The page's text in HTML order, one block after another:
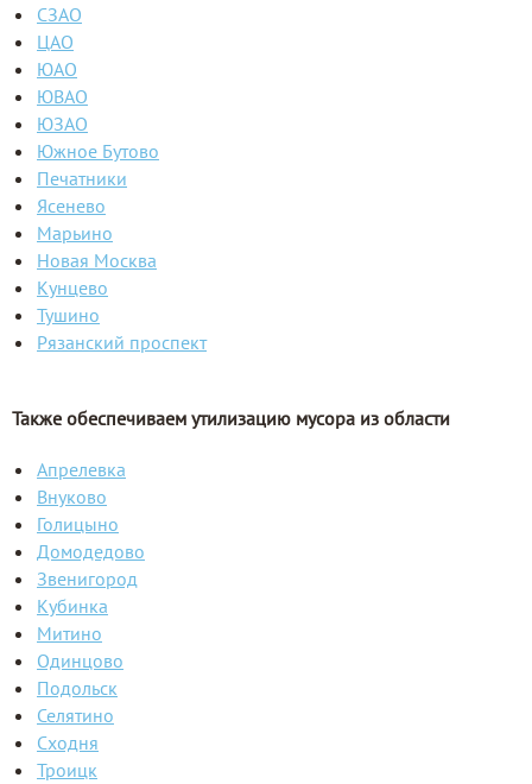
СЗАО
ЦАО
ЮАО
ЮВАО
ЮЗАО
Южное Бутово
Печатники
Ясенево
Марьино
Новая Москва
Кунцево
Тушино
Рязанский проспект
Также обеспечиваем утилизацию мусора из области
Апрелевка
Внуково
Голицыно
Домодедово
Звенигород
Кубинка
Митино
Одинцово
Подольск
Селятино
Сходня
Троицк